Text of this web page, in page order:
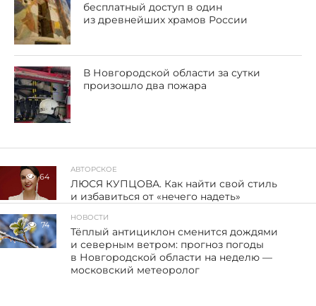
бесплатный доступ в один
из древнейших храмов России
В Новгородской области за сутки
произошло два пожара
64
АВТОРСКОЕ
ЛЮСЯ КУПЦОВА. Как найти свой стиль
и избавиться от «нечего надеть»
74
НОВОСТИ
Тёплый антициклон сменится дождями
и северным ветром: прогноз погоды
в Новгородской области на неделю —
московский метеоролог